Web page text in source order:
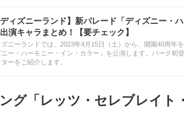
ディズニーランド】新パレード「ディズニー・
演キャラまとめ！【要チェック】
ニーランドでは、2023年4月15日（土）から、開園40周年
ニー・ハーモニー・イン・カラー」を公演します。パーク初
ーをご紹介します。
グ「レッツ・セレブレイト